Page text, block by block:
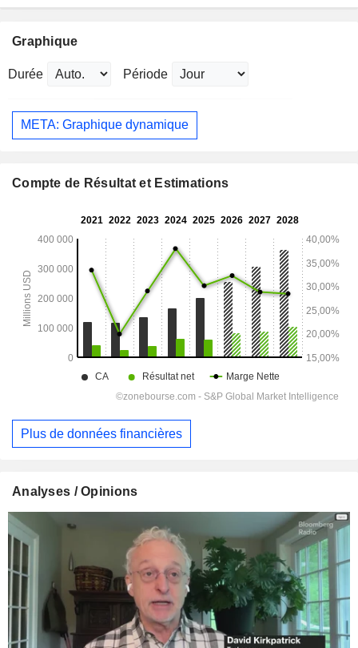
Graphique
Durée Période
META: Graphique dynamique
Compte de Résultat et Estimations
Plus de données financières
Analyses / Opinions